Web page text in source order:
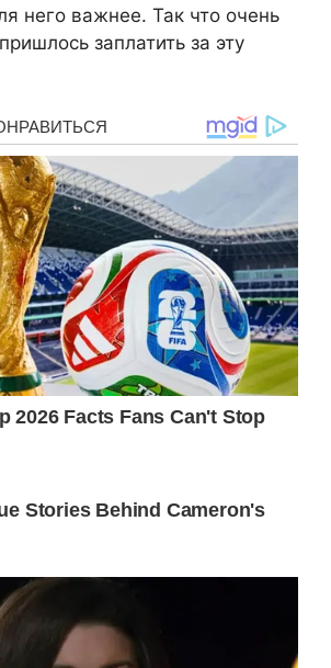
него важнее. Так что очень
заплатить за эту